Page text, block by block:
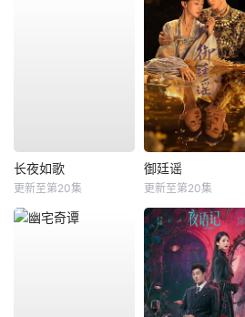
长夜如歌
更新至第20集
御廷谣
更新至第20集